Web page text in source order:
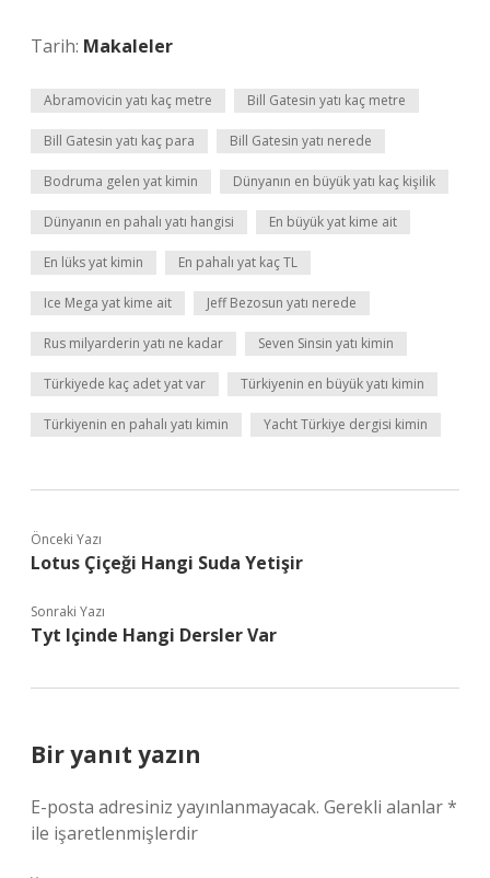
Tarih: Makaleler
Abramovicin yatı kaç metre Bill Gatesin yatı kaç metre
Bill Gatesin yatı kaç para Bill Gatesin yatı nerede
Bodruma gelen yat kimin Dünyanın en büyük yatı kaç kişilik
Dünyanın en pahalı yatı hangisi En büyük yat kime ait
En lüks yat kimin En pahalı yat kaç TL
Ice Mega yat kime ait Jeff Bezosun yatı nerede
Rus milyarderin yatı ne kadar Seven Sinsin yatı kimin
Türkiyede kaç adet yat var Türkiyenin en büyük yatı kimin
Türkiyenin en pahalı yatı kimin Yacht Türkiye dergisi kimin
Önceki Yazı
Lotus Çiçeği Hangi Suda Yetişir
Sonraki Yazı
Tyt Içinde Hangi Dersler Var
Bir yanıt yazın
E-posta adresiniz yayınlanmayacak. Gerekli alanlar*
ile işaretlenmişlerdir